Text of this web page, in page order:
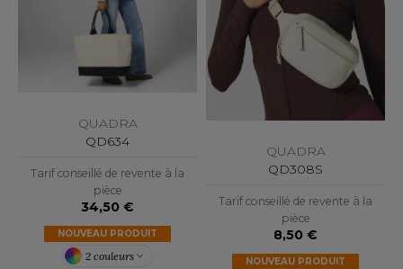
TEXTILE
LEWIS
QUADRA
QD634
Tarif conseillé de revente à la
pièce
34,50 €
NOUVEAU PRODUIT
2 couleurs
QUADRA
QD308S
Tarif conseillé de revente à la
pièce
8,50 €
NOUVEAU PRODUIT